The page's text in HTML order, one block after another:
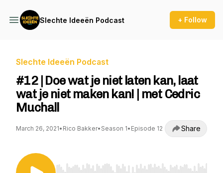
Slechte Ideeën Podcast + Follow
Slechte Ideeën Podcast
#12 | Doe wat je niet laten kan, laat
wat je niet maken kan! | met Cedric
Muchall
March 26, 2021• Rico Bakker• Season 1• Episode 12 Share